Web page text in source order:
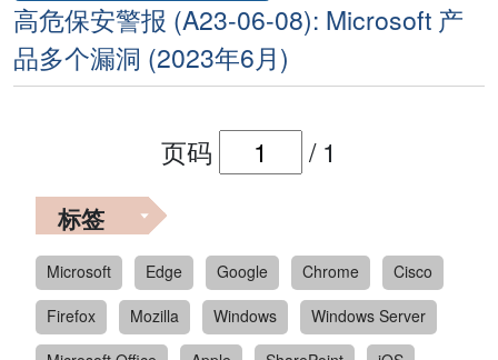
高危保安警报 (A23-06-08): Microsoft 产
品多个漏洞 (2023年6月)
页码 / 1
标签
Microsoft Edge Google Chrome
Cisco
Firefox
Mozilla Windows
Windows Server